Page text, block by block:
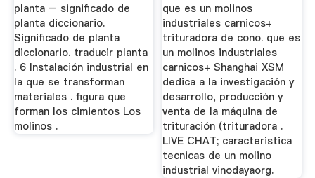
planta – significado de
planta diccionario.
Significado de planta
diccionario. traducir planta
. 6 Instalación industrial en
la que se transforman
materiales . figura que
forman los cimientos Los
molinos .
que es un molinos
industriales carnicos+
trituradora de cono. que es
un molinos industriales
carnicos+ Shanghai XSM
dedica a la investigación y
desarrollo, producción y
venta de la máquina de
trituración (trituradora .
LIVE CHAT; caracteristica
tecnicas de un molino
industrial vinodayaorg.